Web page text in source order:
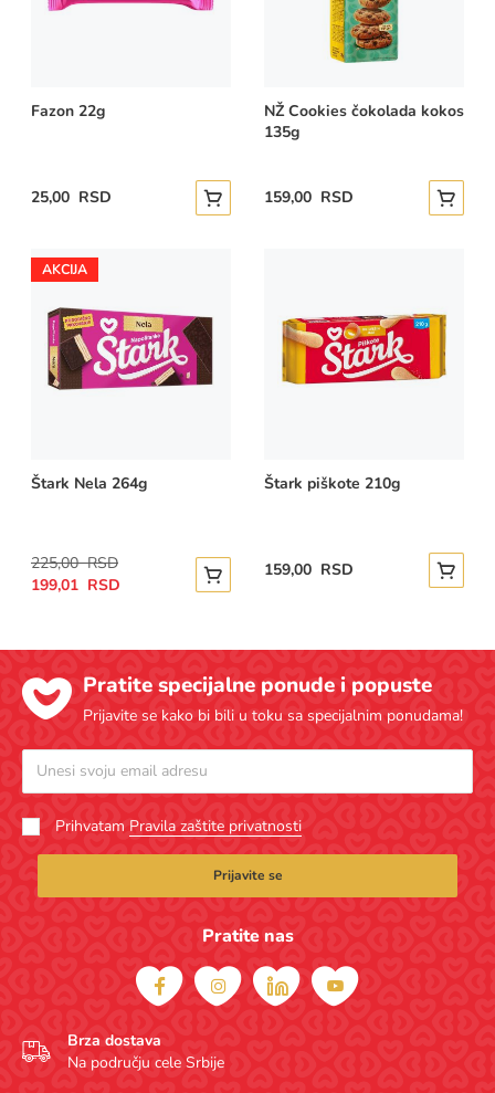
Fazon 22g
25,00 RSD Dodajte u korpu
NŽ Cookies čokolada kokos
135g
159,00 RSD
AKCIJA
Štark Nela 264g
Special
199,01 RSD
Regular
Price
225,00 RSD
Dodajte u korpu
Štark piškote 210g
159,00 RSD
Pratite specijalne ponude i popuste
Prijavite se kako bi bili u toku sa specijalnim ponudama!
Prihvatam Pravila zaštite privatnosti
Prijavite se
Pratite nas
Brza dostava
Na području cele Srbije